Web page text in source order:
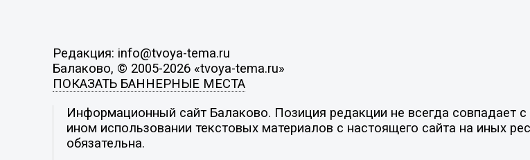
Редакция: info@tvoya-tema.ru
Балаково, © 2005-2026 «tvoya-tema.ru»
ПОКАЗАТЬ БАННЕРНЫЕ МЕСТА
Информационный сайт Балаково. Позиция редакции не всегда совпадает
ином использовании текстовых материалов с настоящего сайта на иных
обязательна.